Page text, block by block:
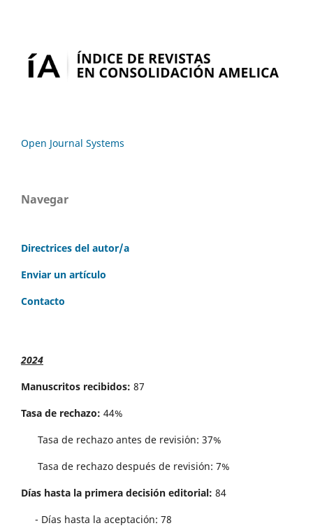
Open Journal Systems
Navegar
Directrices del autor/a
Enviar un artículo
Contacto
2024
Manuscritos recibidos: 87
Tasa de rechazo: 44%
Tasa de rechazo antes de revisi´on: 37%
Tasa de rechazo después de revisión: 7%
Días hasta la primera decisión editorial: 84
- Días hasta la aceptación: 78